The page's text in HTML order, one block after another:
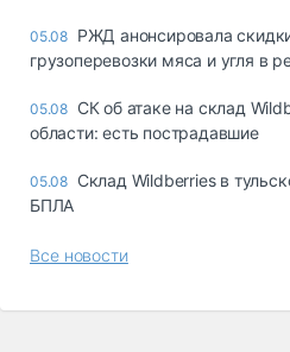
05.08 РЖД анонсировала
грузоперевозки мяса и угля в
05.08 СК об атаке на склад
области: есть пострадавшие
05.08 Склад Wildberries в
БПЛА
Все новости